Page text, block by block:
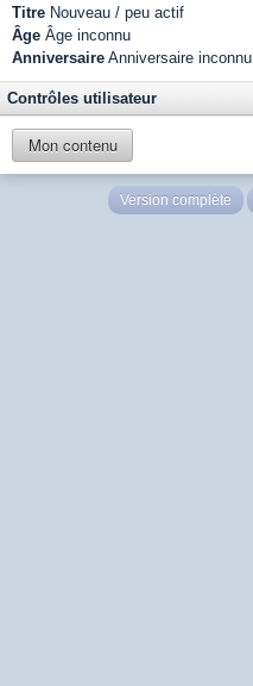
Titre Nouveau / peu actif
Âge Âge inconnu
Anniversaire Anniversaire inconnu
Contrôles utilisateur
Mon contenu
Version complète